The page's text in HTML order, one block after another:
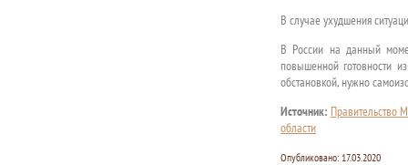
В случае ухудшения
В России на данный
повышенной готовности
обстановкой, нужно
Источник: Правительство
области
Опубликовано: 17.03.2020